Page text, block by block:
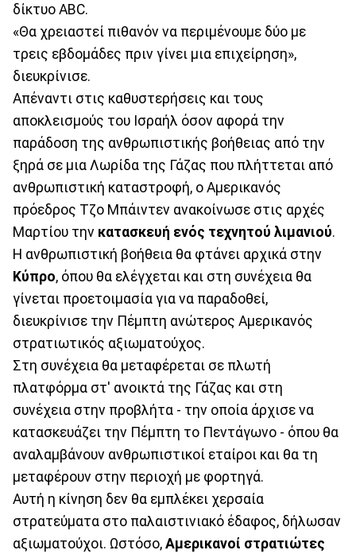
δίκτυο ABC.
«Θα χρειαστεί πιθανόν να περιμένουμε δύο με
τρεις εβδομάδες πριν γίνει μια επιχείρηση»,
διευκρίνισε.
Απέναντι στις καθυστερήσεις και τους
αποκλεισμούς του Ισραήλ όσον αφορά την
παράδοση της ανθρωπιστικής βοήθειας από την
ξηρά σε μια Λωρίδα της Γάζας που πλήττεται από
ανθρωπιστική καταστροφή, ο Αμερικανός
πρόεδρος Τζο Μπάιντεν ανακοίνωσε στις αρχές
Μαρτίου την κατασκευή ενός τεχνητού λιμανιού.
Η ανθρωπιστική βοήθεια θα φτάνει αρχικά στην
Κύπρο, όπου θα ελέγχεται και στη συνέχεια θα
γίνεται προετοιμασία για να παραδοθεί,
διευκρίνισε την Πέμπτη ανώτερος Αμερικανός
στρατιωτικός αξιωματούχος.
Στη συνέχεια θα μεταφέρεται σε πλωτή
πλατφόρμα στ' ανοικτά της Γάζας και στη
συνέχεια στην προβλήτα - την οποία άρχισε να
κατασκευάζει την Πέμπτη το Πεντάγωνο - όπου θα
αναλαμβάνουν ανθρωπιστικοί εταίροι και θα τη
μεταφέρουν στην περιοχή με φορτηγά.
Αυτή η κίνηση δεν θα εμπλέκει χερσαία
στρατεύματα στο παλαιστινιακό έδαφος, δήλωσαν
αξιωματούχοι. Ωστόσο, Αμερικανοί στρατιώτες